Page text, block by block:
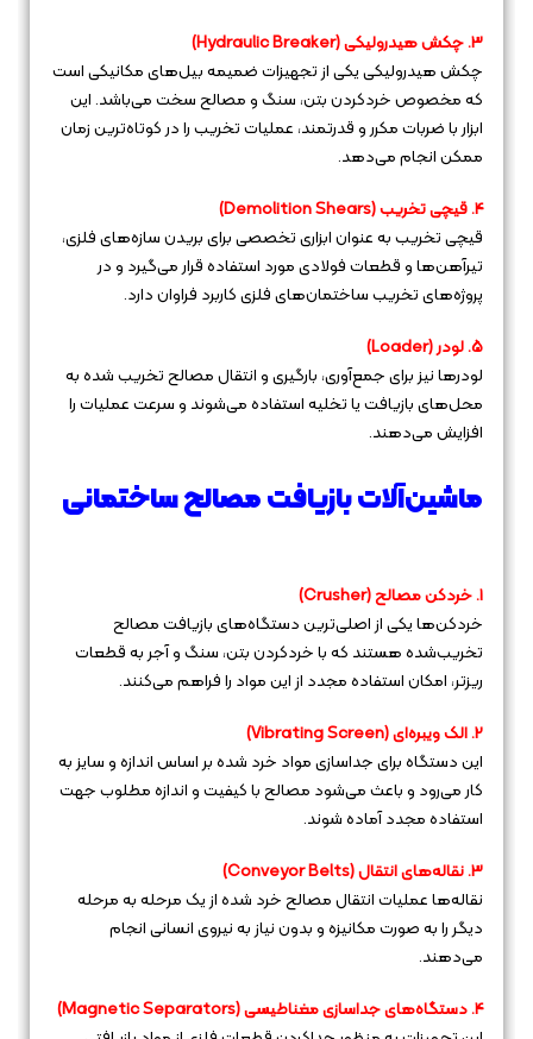
3. چکش هیدرولیکی (Hydraulic Breaker)
چکش هیدرولیکی یکی از تجهیزات ضمیمه بیل‌های مکانیکی است
که مخصوص خردکردن بتن، سنگ و مصالح سخت می‌باشد. این
ابزار با ضربات مکرر و قدرتمند، عملیات تخریب را در کوتاه‌ترین زمان
ممکن انجام می‌دهد.
4. قیچی تخریب (Demolition Shears)
قیچی تخریب به عنوان ابزاری تخصصی برای بریدن سازه‌های فلزی،
تیرآهن‌ها و قطعات فولادی مورد استفاده قرار می‌گیرد و در
پروژه‌های تخریب ساختمان‌های فلزی کاربرد فراوان دارد.
5. لودر (Loader)
لودرها نیز برای جمع‌آوری، بارگیری و انتقال مصالح تخریب شده به
محل‌های بازیافت یا تخلیه استفاده می‌شوند و سرعت عملیات را
افزایش می‌دهند.
ماشین‌آلات بازیافت مصالح ساختمانی
1. خردکن مصالح (Crusher)
خردکن‌ها یکی از اصلی‌ترین دستگاه‌های بازیافت مصالح
تخریب‌شده هستند که با خردکردن بتن، سنگ و آجر به قطعات
ریزتر، امکان استفاده مجدد از این مواد را فراهم می‌کنند.
2. الک ویبره‌ای (Vibrating Screen)
این دستگاه برای جداسازی مواد خرد شده بر اساس اندازه و سایز به
کار می‌رود و باعث می‌شود مصالح با کیفیت و اندازه مطلوب جهت
استفاده مجدد آماده شوند.
3. نقاله‌های انتقال (Conveyor Belts)
نقاله‌ها عملیات انتقال مصالح خرد شده از یک مرحله به مرحله
دیگر را به صورت مکانیزه و بدون نیاز به نیروی انسانی انجام
می‌دهند.
4. دستگاه‌های جداسازی مغناطیسی (Magnetic Separators)